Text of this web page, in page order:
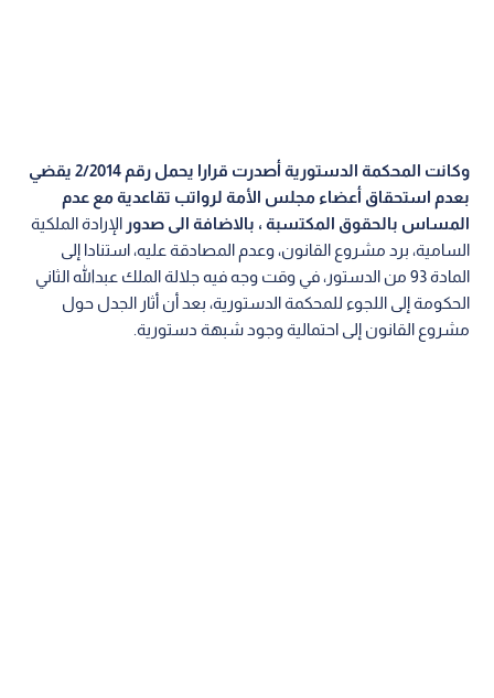
وكانت المحكمة الدستورية أصدرت قرارا يحمل رقم 2/2014 يقضي
بعدم استحقاق أعضاء مجلس الأمة لرواتب تقاعدية مع عدم
المساس بالحقوق المكتسبة ، بالاضافة الى صدورالإرادة الملكية
السامية، برد مشروع القانون، وعدم المصادقة عليه، استنادا إلى
المادة 93 من الدستور، في وقت وجه فيه جلالة الملك عبدالله الثاني
الحكومة إلى اللجوء للمحكمة الدستورية، بعد أن أثار الجدل حول
مشروع القانون إلى احتمالية وجود شبهة دستورية.